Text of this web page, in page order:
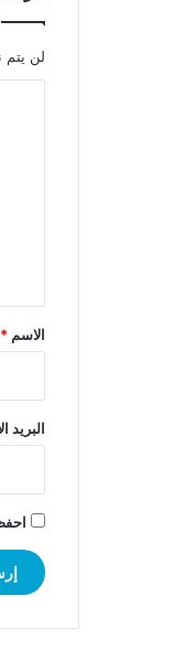
لن يتم
*
الاسم *
البريد